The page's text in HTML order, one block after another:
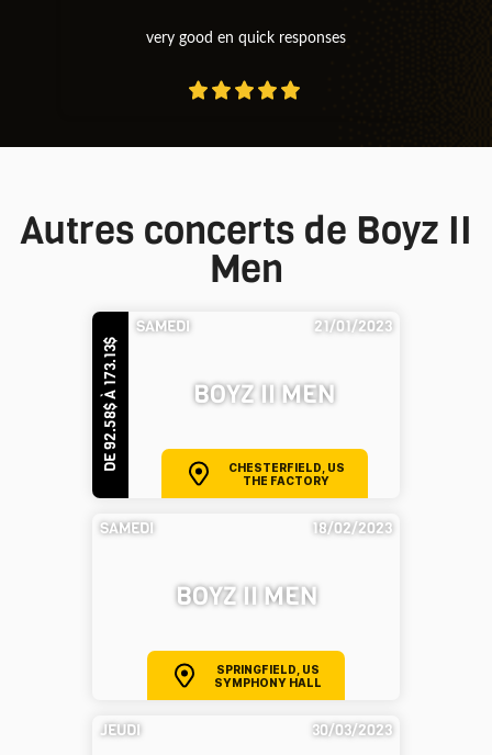
very good en quick responses
Autres concerts de Boyz II
Men
DE 92.58$ À 173.13$
SAMEDI 21/01/2023
BOYZ II MEN
CHESTERFIELD, US
THE FACTORY
SAMEDI 18/02/2023
BOYZ II MEN
SPRINGFIELD, US
SYMPHONY HALL
JEUDI 30/03/2023